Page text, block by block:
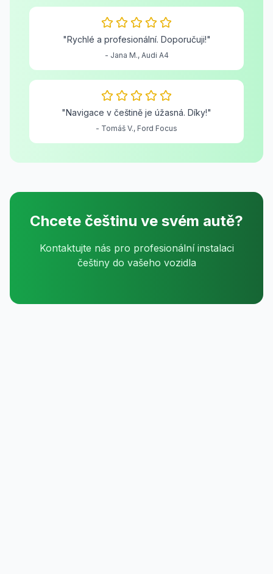
"Rychlé a profesionální. Doporučuji!"
- Jana M., Audi A4
"Navigace v češtině je úžasná. Díky!"
- Tomáš V., Ford Focus
Chcete češtinu ve svém autě?
Kontaktujte nás pro profesionální instalaci
češtiny do vašeho vozidla